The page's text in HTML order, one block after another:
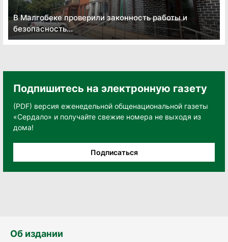
В Малгобеке проверили законность работы и
безопасность...
Подпишитесь на электронную газету
(PDF) версия еженедельной общенациональной газеты
«Сердало» и получайте свежие номера не выходя из
дома!
Подписаться
Об издании